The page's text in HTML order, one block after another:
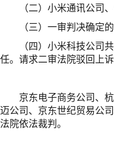
（二）小米通讯公司
（三）一审判决确定
（四）小米科技公司
任。请求二审法院驳回上诉
京东电子商务公司、
迈公司、京东世纪贸易公
法院依法裁判。